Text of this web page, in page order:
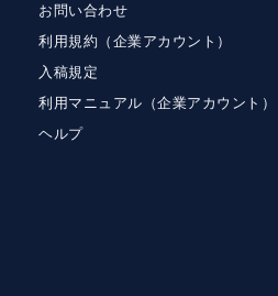
お問い合わせ
利用規約（企業アカウント）
入稿規定
利用マニュアル（企業アカウント）
ヘルプ